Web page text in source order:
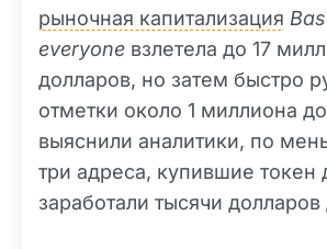
рыночная капитализация
everyone взлетела до 17
долларов, но затем быстро
отметки около 1 миллиона
выяснили аналитики, по
три адреса, купившие токен
заработали тысячи